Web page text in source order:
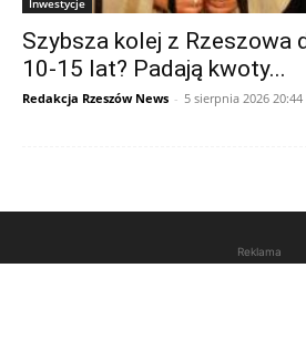
Szybsza kolej z Rzeszowa
10-15 lat? Padają kwoty...
Redakcja Rzeszów News - 5 sierpnia 2026 20:44
Reklama